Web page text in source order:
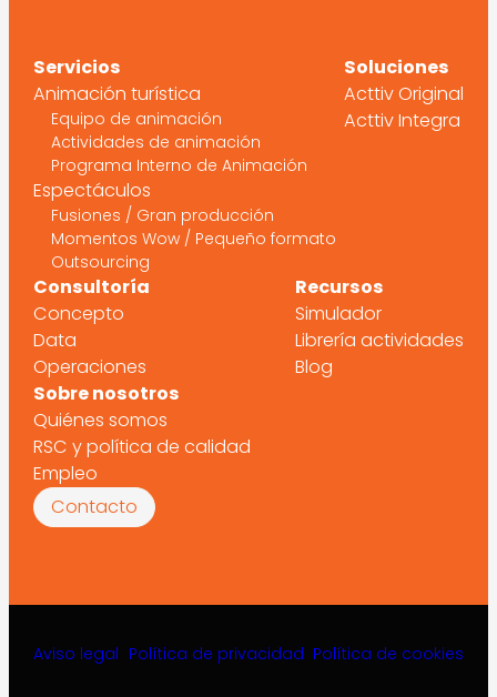
Servicios
Animación turística
Equipo de animación
Actividades de animación
Programa Interno de Animación
Espectáculos
Fusiones / Gran producción
Momentos Wow / Pequeño formato
Outsourcing
Soluciones
Acttiv Original
Acttiv Integra
Consultoría
Concepto
Data
Operaciones
Recursos
Simulador
Librería actividades
Blog
Sobre nosotros
Quiénes somos
RSC y política de calidad
Empleo
Contacto
Aviso legal Política de privacidad Política de cookies